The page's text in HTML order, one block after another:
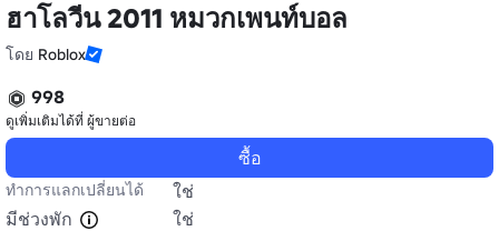
ฮาโลวีน 2011 หมวกเพนท์บอล
โดย Roblox
998
ดูเพิ่มเติมได้ที่ ผู้ขายต่อ
ซื้อ
ทำการแลกเปลี่ยนได้
ใช่
มีช่วงพัก
ใช่